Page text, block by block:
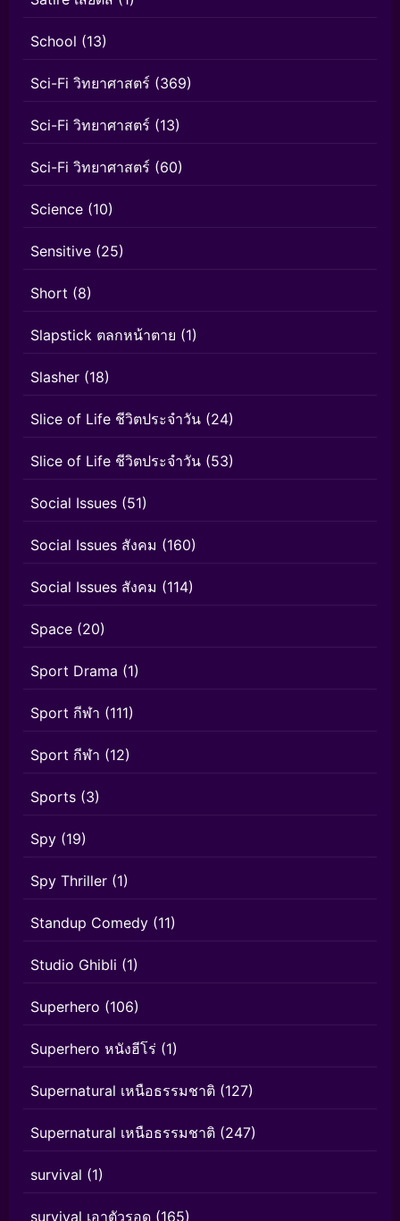
School (13)
Sci-Fi วิทยาศาสตร์ (369)
Sci-Fi วิทยาศาสตร์ (13)
Sci-Fi วิทยาศาสตร์ (60)
Science (10)
Sensitive (25)
Short (8)
Slapstick ตลกหน้าตาย (1)
Slasher (18)
Slice of Life ชีวิตประจำวัน (24)
Slice of Life ชีวิตประจำวัน (53)
Social Issues (51)
Social Issues สังคม (160)
Social Issues สังคม (114)
Space (20)
Sport Drama (1)
Sport กีฬา (111)
Sport กีฬา (12)
Sports (3)
Spy (19)
Spy Thriller (1)
Standup Comedy (11)
Studio Ghibli (1)
Superhero (106)
Superhero หนังฮีโร่ (1)
Supernatural เหนือธรรมชาติ (127)
Supernatural เหนือธรรมชาติ (247)
survival (1)
survival เอาตัวรอด (165)